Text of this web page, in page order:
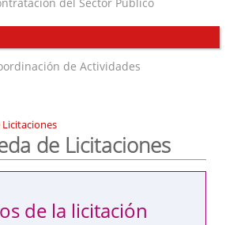
de Actividades
de Licitaciones
de la licitación